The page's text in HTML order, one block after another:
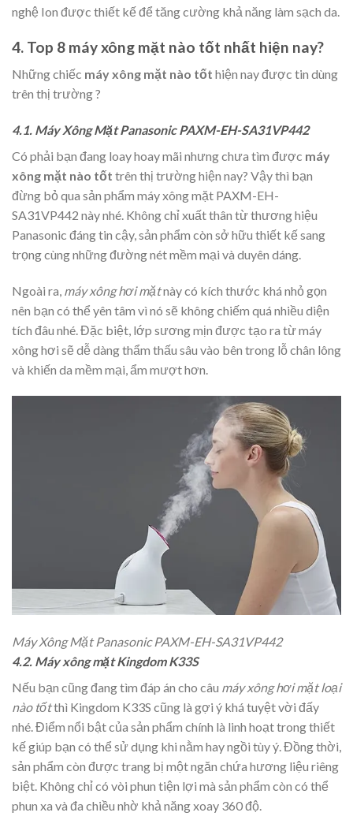
nghệ Ion được thiết kế để tăng cường khả năng làm sạch da.
4. Top 8 máy xông mặt nào tốt nhất hiện nay?
Những chiếc máy xông mặt nào tốt hiện nay được tin dùng
trên thị trường ?
4.1. Máy Xông Mặt Panasonic PAXM-EH-SA31VP442
Có phải bạn đang loay hoay mãi nhưng chưa tìm được máy
xông mặt nào tốt trên thị trường hiện nay? Vậy thì bạn
đừng bỏ qua sản phẩm máy xông mặt PAXM-EH-
SA31VP442 này nhé. Không chỉ xuất thân từ thương hiệu
Panasonic đáng tin cậy, sản phẩm còn sở hữu thiết kế sang
trọng cùng những đường nét mềm mại và duyên dáng.
Ngoài ra, máy xông hơi mặtnày có kích thước khá nhỏ gọn
nên bạn có thể yên tâm vì nó sẽ không chiếm quá nhiều diện
tích đâu nhé. Đặc biệt, lớp sương mịn được tạo ra từ máy
xông hơi sẽ dễ dàng thẩm thấu sâu vào bên trong lỗ chân lông
và khiến da mềm mại, ẩm mượt hơn.
Máy Xông Mặt Panasonic PAXM-EH-SA31VP442
4.2. Máy xông mặt Kingdom K33S
Nếu bạn cũng đang tìm đáp án cho câu máy xông hơi mặt loại
nào tốtthì Kingdom K33S cũng là gợi ý khá tuyệt vời đấy
nhé. Điểm nổi bật của sản phẩm chính là linh hoạt trong thiết
kế giúp bạn có thể sử dụng khi nằm hay ngồi tùy ý. Đồng thời,
sản phẩm còn được trang bị một ngăn chứa hương liệu riêng
biệt. Không chỉ có vòi phun tiện lợi mà sản phẩm còn có thể
phun xa và đa chiều nhờ khả năng xoay 360 độ.